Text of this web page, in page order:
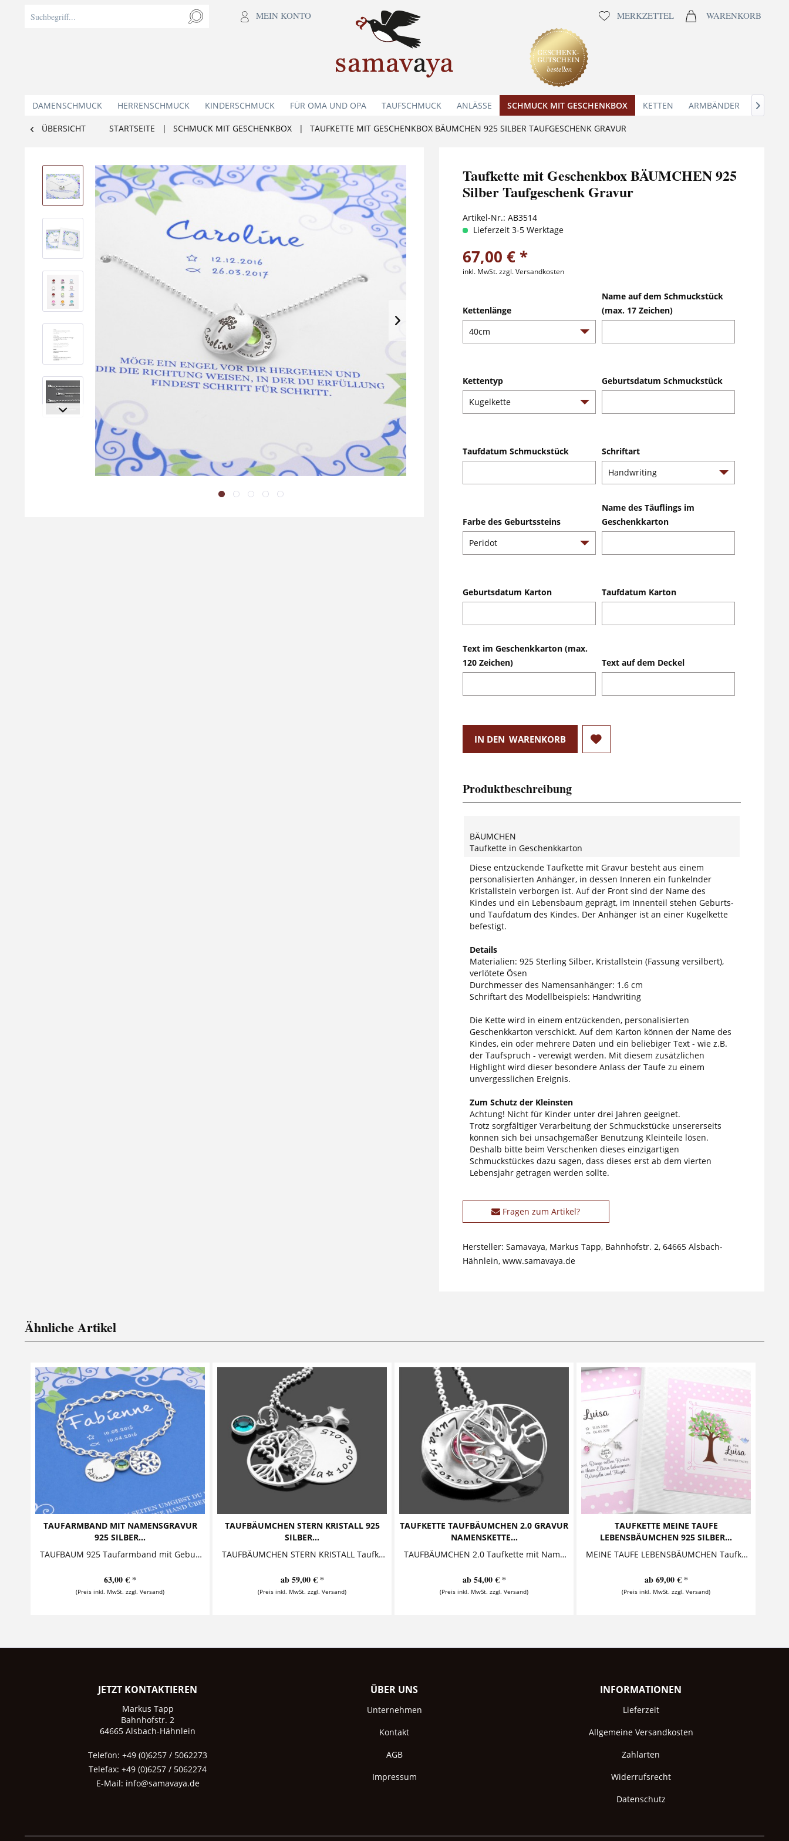
MEIN KONTO MERKZETTEL WARENKORB
DAMENSCHMUCK HERRENSCHMUCK KINDERSCHMUCK FÜR OMA UND OPA TAUFSCHMUCK ANLÄSSE SCHMUCK MIT GESCHENKBOX KETTEN ARMBÄNDER 
ÜBERSICHT STARTSEITE | SCHMUCK MIT GESCHENKBOX | TAUFKETTE MIT GESCHENKBOX BÄUMCHEN 925 SILBER TAUFGESCHENK GRAVUR
Taufkette mit Geschenkbox BÄUMCHEN 925
Silber Taufgeschenk Gravur
Artikel-Nr.: AB3514
Lieferzeit 3-5 Werktage
67,00 € *
inkl. MwSt.zzgl. Versandkosten
Kettenlänge
Kettentyp
Name auf dem Schmuckstück
(max. 17 Zeichen)
Geburtsdatum Schmuckstück
Taufdatum Schmuckstück Schriftart
Farbe des Geburtssteins
Name des Täuflings im
Geschenkkarton
Geburtsdatum Karton Taufdatum Karton
Text im Geschenkkarton (max.
120 Zeichen)
Text auf dem Deckel
IN DEN WARENKORB
Produktbeschreibung
BÄUMCHEN
Taufkette in Geschenkkarton
Diese entzückende Taufkette mit Gravur besteht aus einem
personalisierten Anhänger, in dessen Inneren ein funkelnder
Kristallstein verborgen ist. Auf der Front sind der Name des
Kindes und ein Lebensbaum geprägt, im Innenteil stehen Geburts-
und Taufdatum des Kindes. Der Anhänger ist an einer Kugelkette
befestigt.
Details
Materialien: 925 Sterling Silber, Kristallstein (Fassung versilbert),
verlötete Ösen
Durchmesser des Namensanhänger: 1.6 cm
Schriftart des Modellbeispiels: Handwriting
Die Kette wird in einem entzückenden, personalisierten
Geschenkkarton verschickt. Auf dem Karton können der Name des
Kindes, ein oder mehrere Daten und ein beliebiger Text - wie z.B.
der Taufspruch - verewigt werden. Mit diesem zusätzlichen
Highlight wird dieser besondere Anlass der Taufe zu einem
unvergesslichen Ereignis.
Zum Schutz der Kleinsten
Achtung! Nicht für Kinder unter drei Jahren geeignet.
Trotz sorgfältiger Verarbeitung der Schmuckstücke unsererseits
können sich bei unsachgemäßer Benutzung Kleinteile lösen.
Deshalb bitte beim Verschenken dieses einzigartigen
Schmuckstückes dazu sagen, dass dieses erst ab dem vierten
Lebensjahr getragen werden sollte.
Fragen zum Artikel?
Hersteller: Samavaya, Markus Tapp, Bahnhofstr. 2, 64665 Alsbach-
Hähnlein, www.samavaya.de
Ähnliche Artikel
TAUFARMBAND MIT NAMENSGRAVUR
925 SILBER...
TAUFBAUM 925 Taufarmband mit Geburtsstein Taufschmuck bestehend aus einem Silberarmband, an welchem ein Namensanhänger, ein Geburtsstein und...
63,00 € *
(Preis inkl. MwSt. zzgl. Versand)
TAUFBÄUMCHEN STERN KRISTALL 925
SILBER...
TAUFBÄUMCHEN STERN KRISTALL Taufkette aus 925 Silber mit Baumanhänger / Lebensbaum Diese bezaubernde Taufkette mit Gravur aus 925 Sterling...
ab 59,00 € *
(Preis inkl. MwSt. zzgl. Versand)
TAUFKETTE TAUFBÄUMCHEN 2.0 GRAVUR
NAMENSKETTE...
TAUFBÄUMCHEN 2.0 Taufkette mit Namensgravur Ein zauberhaftes Geschenk zur Taufe - diese Taufkette besteht aus einem Namensanhänger und einem Lebensbaum. Zwischen den Anhängern...
ab 54,00 € *
(Preis inkl. MwSt. zzgl. Versand)
TAUFKETTE MEINE TAUFE
LEBENSBÄUMCHEN 925 SILBER...
MEINE TAUFE LEBENSBÄUMCHEN Taufkette mit Geschenkbox Diese zauberhafte Taufkette mit Gravur aus 925 Sterling Silber ist ein perfektes Geschenk zur Taufe oder Geburt, besonders schön...
ab 69,00 € *
(Preis inkl. MwSt. zzgl. Versand)
JETZT KONTAKTIEREN
Markus Tapp
Bahnhofstr. 2
64665 Alsbach-Hähnlein
Telefon: +49 (0)6257 / 5062273
Telefax: +49 (0)6257 / 5062274
E-Mail: info@samavaya.de
ÜBER UNS
Unternehmen
Kontakt
AGB
Impressum
INFORMATIONEN
Lieferzeit
Allgemeine Versandkosten
Zahlarten
Widerrufsrecht
Datenschutz